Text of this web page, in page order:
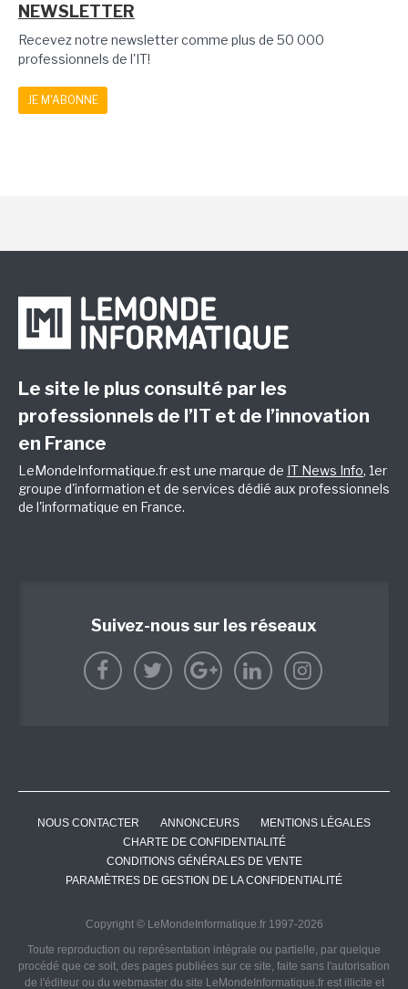
NEWSLETTER
Recevez notre newsletter comme plus de 50 000
professionnels de l'IT!
JE M'ABONNE
Le site le plus consulté par les
professionnels de l’IT et de l’innovation
en France
LeMondeInformatique.fr est une marque de IT News Info, 1er
groupe d'information et de services dédié aux professionnels
de l'informatique en France.
Suivez-nous sur les réseaux
NOUS CONTACTER ANNONCEURS
MENTIONS LÉGALES
CHARTE DE CONFIDENTIALITÉ
CONDITIONS GÉNÉRALES DE VENTE
PARAMÈTRES DE GESTION DE LA CONFIDENTIALITÉ
Copyright © LeMondeInformatique.fr 1997-2026
Toute reproduction ou représentation intégrale ou partielle, par quelque
procédé que ce soit, des pages publiées sur ce site, faite sans l'autorisation
de l'éditeur ou du webmaster du site LeMondeInformatique.fr est illicite et